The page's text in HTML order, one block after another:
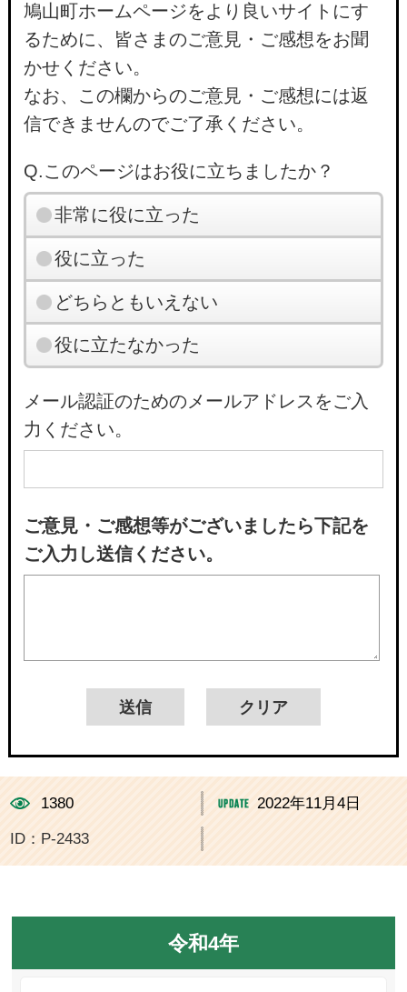
鳩山町ホームページをより良いサイトにす
るために、皆さまのご意見・ご感想をお聞
かせください。
なお、この欄からのご意見・ご感想には返
信できませんのでご了承ください。
Q.このページはお役に立ちましたか？
非常に役に立った
役に立った
どちらともいえない
役に立たなかった
メール認証のためのメールアドレスをご入
力ください。
ご意見・ご感想等がございましたら下記を
ご入力し送信ください。
1380 2022年11月4日
ID：P-2433
令和4年